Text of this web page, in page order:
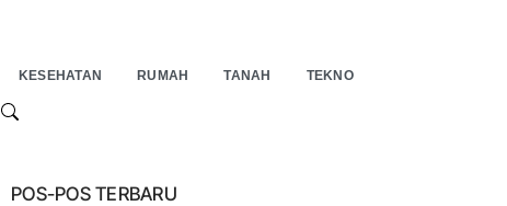
KESEHATAN RUMAH TANAH TEKNO
SEARCH
POS-POS TERBARU